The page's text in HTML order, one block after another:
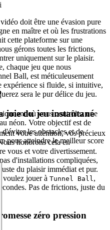
doit être une évasion pure
en maître et où les frustrations
cette plateforme sur une
gérons toutes les frictions,
uniquement sur le plaisir.
chaque jeu que nous
Ball, est méticuleusement
expérience si fluide, si intuitive,
sera le pur délice du jeu.
joie du jeu instantané
votre attention, vos précieux
honorons cela en
vous et votre divertissement.
d'installations compliquées,
du plaisir immédiat et pur.
voulez jouer à Tunnel Ball ,
Pas de frictions, juste du
zéro pression
où vous contrôlez une
néon. Votre objectif est de
les obstacles et de
pour atteindre le meilleur score